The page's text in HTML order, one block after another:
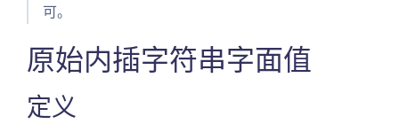
可。
原始内插字符串字面值
定义